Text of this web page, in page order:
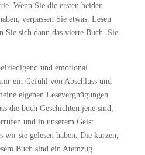
Wenn Sie die ersten beiden
verpassen Sie etwas. Lesen
Sie sich dann das vierte Buch. Sie
und emotional
ein Gefühl von Abschluss und
eigenen Lesevergnügungen
die buch Geschichten jene sind,
und in unserem Geist
wir sie gelesen haben. Die kurzen,
Buch sind ein Atemzug